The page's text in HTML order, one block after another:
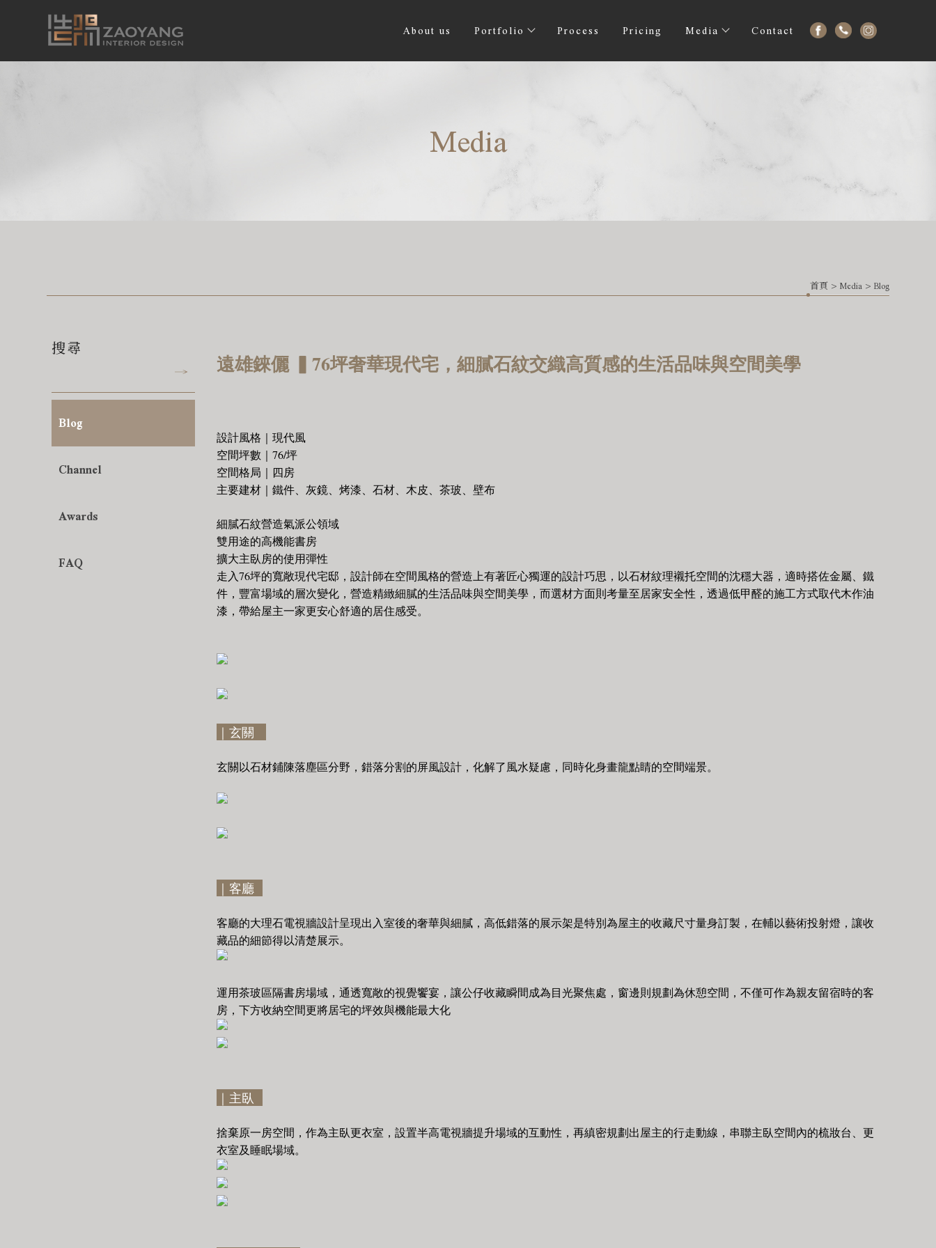
About us Portfolio Process Pricing Media Contact
Media
首頁>Media>Blog
搜尋
Blog
Channel
Awards
FAQ
遠雄錸儷 ▍76坪奢華現代宅，細膩石紋交織高質感的生活品味與空間美學
設計風格｜現代風
空間坪數｜76/坪
空間格局｜四房
主要建材｜鐵件、灰鏡、烤漆、石材、木皮、茶玻、壁布
細膩石紋營造氣派公領域
雙用途的高機能書房
擴大主臥房的使用彈性
走入76坪的寬敞現代宅邸，設計師在空間風格的營造上有著匠心獨運的設計巧思，以石材紋理襯托空間的沈穩大器，適時搭佐金屬、鐵
件，豐富場域的層次變化，營造精緻細膩的生活品味與空間美學，而選材方面則考量至居家安全性，透過低甲醛的施工方式取代木作油
漆，帶給屋主一家更安心舒適的居住感受。
｜玄關
玄關以石材鋪陳落塵區分野，錯落分割的屏風設計，化解了風水疑慮，同時化身畫龍點睛的空間端景。
｜客廳
客廳的大理石電視牆設計呈現出入室後的奢華與細膩，高低錯落的展示架是特別為屋主的收藏尺寸量身訂製，在輔以藝術投射燈，讓收
藏品的細節得以清楚展示。
運用茶玻區隔書房場域，通透寬敞的視覺饗宴，讓公仔收藏瞬間成為目光聚焦處，窗邊則規劃為休憩空間，不僅可作為親友留宿時的客
房，下方收納空間更將居宅的坪效與機能最大化
｜主臥
捨棄原一房空間，作為主臥更衣室，設置半高電視牆提升場域的互動性，再縝密規劃出屋主的行走動線，串聯主臥空間內的梳妝台、更
衣室及睡眠場域。